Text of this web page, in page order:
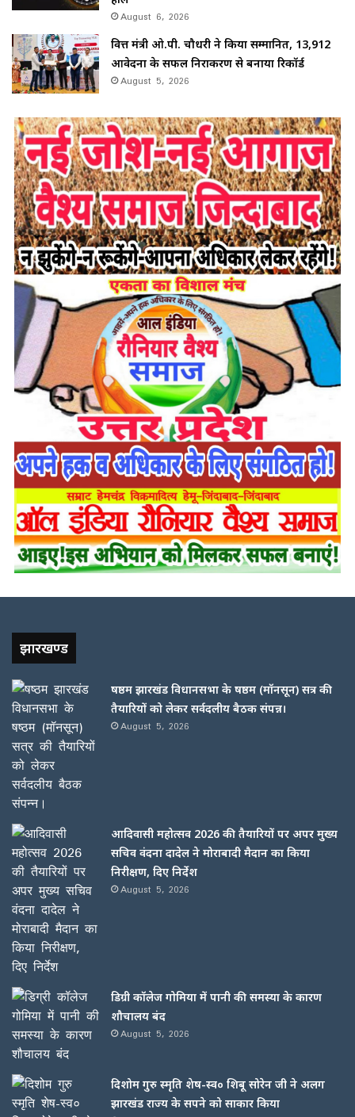
August 6, 2026
वित्त मंत्री ओ.पी. चौधरी ने किया सम्मानित, 13,912
आवेदनों के सफल निराकरण से बनाया रिकॉर्ड
August 5, 2026
झारखण्ड
षष्ठम झारखंड विधानसभा के षष्ठम (मॉनसून) सत्र की
तैयारियों को लेकर सर्वदलीय बैठक संपन्न।
August 5, 2026
आदिवासी महोत्सव 2026 की तैयारियों पर अपर मुख्य
सचिव वंदना दादेल ने मोराबादी मैदान का किया
निरीक्षण, दिए निर्देश
August 5, 2026
डिग्री कॉलेज गोमिया में पानी की समस्या के कारण
शौचालय बंद
August 5, 2026
दिशोम गुरु स्मृति शेष-स्व० शिबू सोरेन जी ने अलग
झारखंड राज्य के सपने को साकार किया